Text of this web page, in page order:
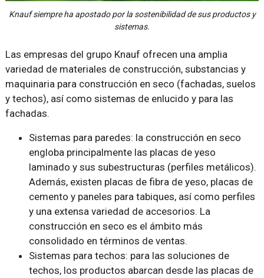
Knauf siempre ha apostado por la sostenibilidad de sus productos y
sistemas.
Las empresas del grupo Knauf ofrecen una amplia
variedad de materiales de construcción, substancias y
maquinaria para construcción en seco (fachadas, suelos
y techos), así como sistemas de enlucido y para las
fachadas.
Sistemas para paredes: la construcción en seco
engloba principalmente las placas de yeso
laminado y sus subestructuras (perfiles metálicos).
Además, existen placas de fibra de yeso, placas de
cemento y paneles para tabiques, así como perfiles
y una extensa variedad de accesorios. La
construcción en seco es el ámbito más
consolidado en términos de ventas.
Sistemas para techos: para las soluciones de
techos, los productos abarcan desde las placas de